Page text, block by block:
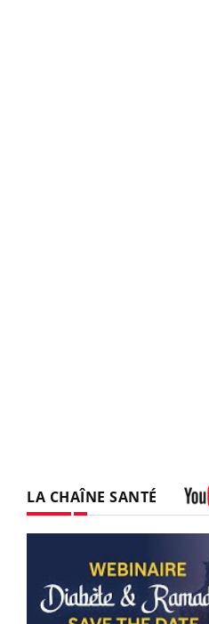
LA CHAÎNE SANTÉ